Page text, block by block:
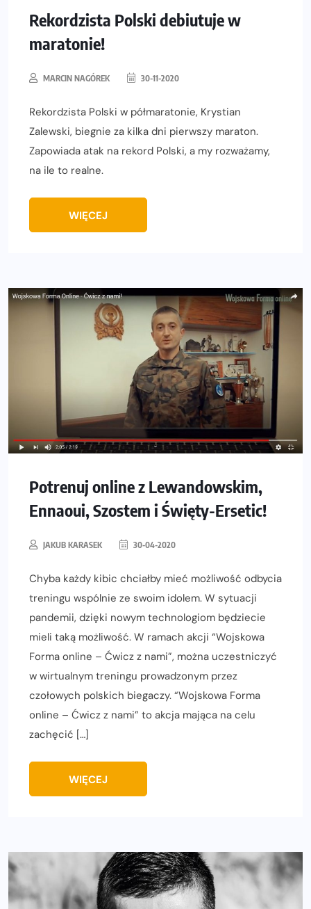
Rekordzista Polski debiutuje w
maratonie!
MARCIN NAGÓREK 30-11-2020
Rekordzista Polski w półmaratonie, Krystian
Zalewski, biegnie za kilka dni pierwszy maraton.
Zapowiada atak na rekord Polski, a my rozważamy,
na ile to realne.
WIĘCEJ
Potrenuj online z Lewandowskim,
Ennaoui, Szostem i Święty-Ersetic!
JAKUB KARASEK 30-04-2020
Chyba każdy kibic chciałby mieć możliwość odbycia
treningu wspólnie ze swoim idolem. W sytuacji
pandemii, dzięki nowym technologiom będziecie
mieli taką możliwość. W ramach akcji “Wojskowa
Forma online – Ćwicz z nami”, można uczestniczyć
w wirtualnym treningu prowadzonym przez
czołowych polskich biegaczy. “Wojskowa Forma
online – Ćwicz z nami” to akcja mająca na celu
zachęcić […]
WIĘCEJ